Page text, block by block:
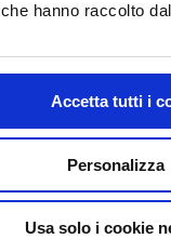
hanno raccolto
Accetta tutti i
Personalizza
Usa solo i cookie